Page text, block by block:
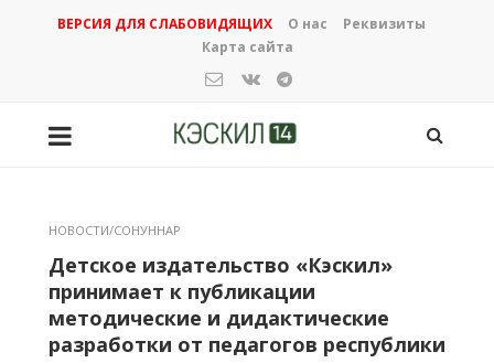
ВЕРСИЯ ДЛЯ СЛАБОВИДЯЩИХ О нас
Реквизиты
Карта сайта
НОВОСТИ/СОНУННАР
Детское издательство «Кэскил»
принимает к публикации
методические и дидактические
разработки от педагогов республики